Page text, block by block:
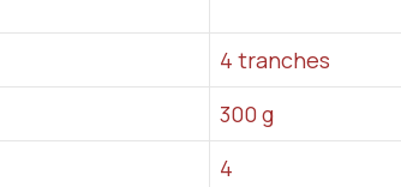
4 tranches
300 g
4